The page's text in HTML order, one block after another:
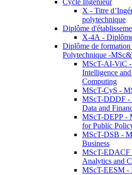
Cycle Ingénieur
X - Titre
polytechnique
Diplôme
X-4A -
Diplôme de
Polytechnique -
MScT-AI-ViC
Intelligence
Computing
MScT-CyS -
MScT-DDDF -
Data and
MScT-DEPP -
for Public
MScT-DSB -
Business
MScT-EDACF
Analytics and
MScT-EESM -